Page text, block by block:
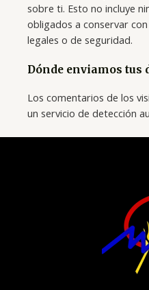
sobre ti. Esto no incluye
obligados a conservar
legales o de seguridad.
Dónde enviamos tus
Los comentarios de los
un servicio de detección